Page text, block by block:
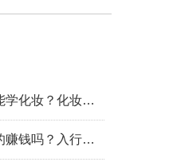
学化妆？化妆学
赚钱吗？入行半